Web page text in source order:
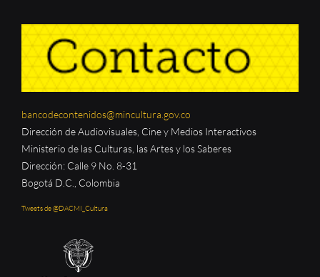
bancodecontenidos@mincultura.gov.co
Dirección de Audiovisuales, Cine y Medios Interactivos
Ministerio de las Culturas, las Artes y los Saberes
Dirección: Calle 9 No. 8-31
Bogotá D.C., Colombia
Tweets de @DACMI_Cultura